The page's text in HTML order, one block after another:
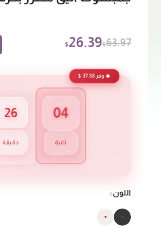
$63.97
$26.39
🔥 وفر 37.58 $
26
دقيقة
03
ثانية
اللون